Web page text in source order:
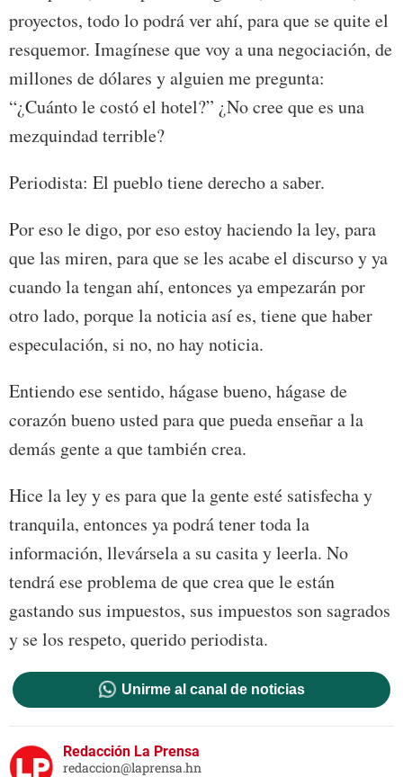
proyectos, todo lo podrá ver ahí, para que se quite el
resquemor. Imagínese que voy a una negociación, de
millones de dólares y alguien me pregunta:
“¿Cuánto le costó el hotel?” ¿No cree que es una
mezquindad terrible?
Periodista: El pueblo tiene derecho a saber.
Por eso le digo, por eso estoy haciendo la ley, para
que las miren, para que se les acabe el discurso y ya
cuando la tengan ahí, entonces ya empezarán por
otro lado, porque la noticia así es, tiene que haber
especulación, si no, no hay noticia.
Entiendo ese sentido, hágase bueno, hágase de
corazón bueno usted para que pueda enseñar a la
demás gente a que también crea.
Hice la ley y es para que la gente esté satisfecha y
tranquila, entonces ya podrá tener toda la
información, llevársela a su casita y leerla. No
tendrá ese problema de que crea que le están
gastando sus impuestos, sus impuestos son sagrados
y se los respeto, querido periodista.
Unirme al canal de noticias
Redacción La Prensa
redaccion@laprensa.hn